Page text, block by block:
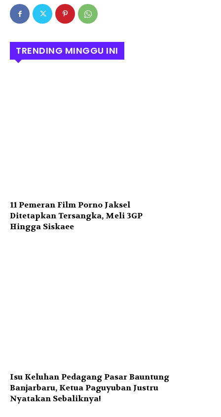
TRENDING MINGGU INI
11 Pemeran Film Porno Jaksel
Ditetapkan Tersangka, Meli 3GP
Hingga Siskaee
Isu Keluhan Pedagang Pasar Bauntung
Banjarbaru, Ketua Paguyuban Justru
Nyatakan Sebaliknya!